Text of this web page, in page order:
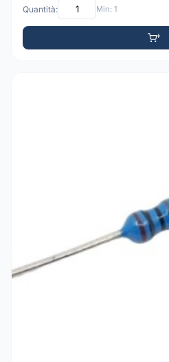
Quantità: Min: 1